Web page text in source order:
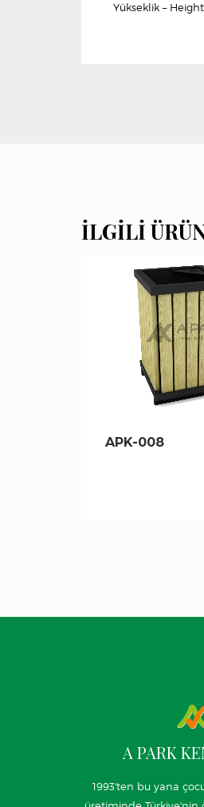
Yükseklik –
İLGILI
APK-008
A PARK
1993'ten bu yana